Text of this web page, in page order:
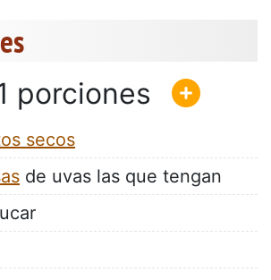
secos
de uvas las que tengan